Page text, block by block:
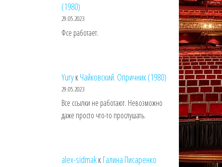
(1980)
29.05.2023
Фсе работает.
YuryкЧайковский. Опричник (1980)
29.05.2023
Все ссылки не работают. Невозможно
даже просто что-то прослушать.
alex-sidmakкГалина Писаренко